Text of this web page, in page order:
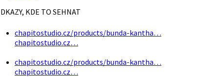
KDE TO SEHNAT
chapitostudio.cz/products/bunda-kantha…
chapitostudio.cz…
chapitostudio.cz/products/bunda-kantha…
chapitostudio.cz…